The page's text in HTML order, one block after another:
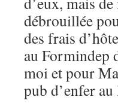
débrouillée
des frais
au Formindep
moi et pour
pub d’enfer